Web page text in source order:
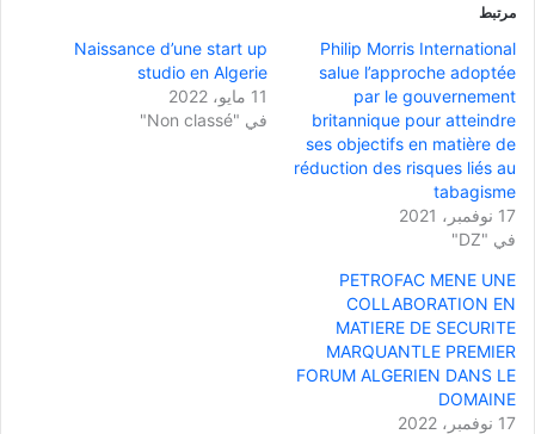
مرتبط
Philip Morris International
salue l’approche adoptée
par le gouvernement
britannique pour atteindre
ses objectifs en matière de
réduction des risques liés au
tabagisme
17 نوفمبر، 2021
في "DZ"
Naissance d’une start up
studio en Algerie
11 مايو، 2022
في "Non classé"
PETROFAC MENE UNE
COLLABORATION EN
MATIERE DE SECURITE
MARQUANTLE PREMIER
FORUM ALGERIEN DANS LE
DOMAINE
17 نوفمبر، 2022